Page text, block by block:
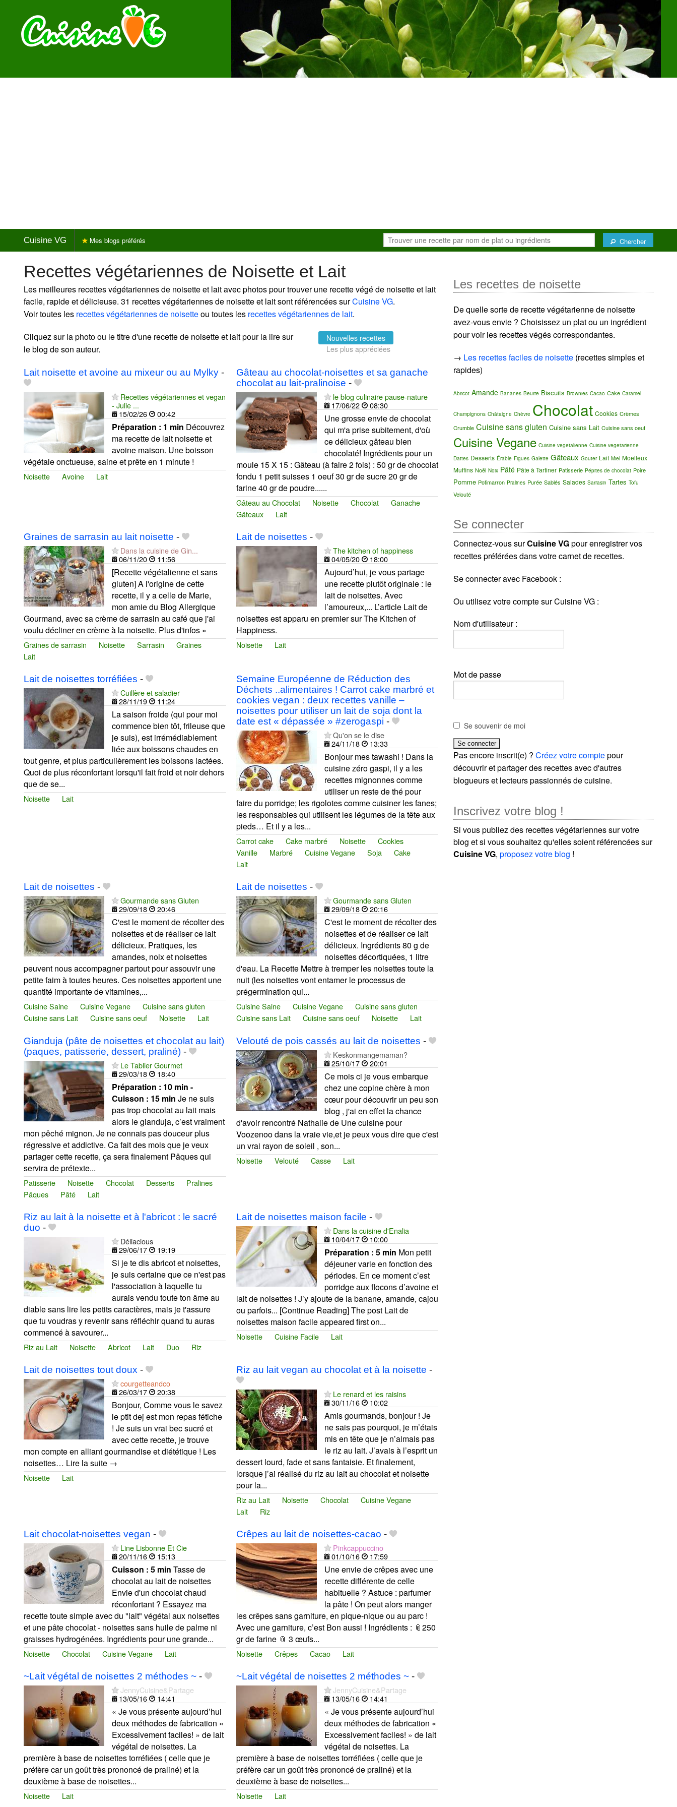
Cuisine VG Chercher
Mes blogs préférés
Recettes végétariennes de Noisette et Lait
Les meilleures recettes végétariennes de noisette et lait avec photos pour trouver une recette végé de noisette et lait
facile, rapide et délicieuse. 31 recettes végétariennes de noisette et lait sont référencées surCuisine VG.
Voir toutes les recettes végétariennes de noisetteou toutes les recettes végétariennes de lait.
Cliquez sur la photo ou le titre d'une recette de noisette et lait pour la lire sur
le blog de son auteur.
Nouvelles recettes
Les plus appréciées
Lait noisette et avoine au mixeur ou au Mylky -
Recettes végétariennes et vegan
- Julie ...
15/02/26
00:42
Préparation : 1 min Découvrez
ma recette de lait noisette et
avoine maison. Une boisson
végétale onctueuse, saine et prête en 1 minute !
Noisette Avoine Lait
Gâteau au chocolat-noisettes et sa ganache
chocolat au lait-pralinoise -
le blog culinaire pause-nature
17/06/22
08:30
Une grosse envie de chocolat
qui m'a prise subitement, d'où
ce délicieux gâteau bien
chocolaté! Ingrédients pour un
moule 15 X 15 : Gâteau (à faire 2 fois) : 50 gr de chocolat
fondu 1 petit suisses 1 oeuf 30 gr de sucre 20 gr de
farine 40 gr de poudre......
Gâteau au Chocolat Noisette Chocolat
Ganache
Gâteaux
Lait
Graines de sarrasin au lait noisette -
Dans la cuisine de Gin...
06/11/20
11:56
[Recette végétalienne et sans
gluten] A l'origine de cette
recette, il y a celle de Marie,
mon amie du Blog Allergique
Gourmand, avec sa crème de sarrasin au café que j'ai
voulu décliner en crème à la noisette. Plus d'infos »
Graines de sarrasin Noisette Sarrasin
Graines
Lait
Lait de noisettes -
The kitchen of happiness
04/05/20
18:00
Aujourd’hui, je vous partage
une recette plutôt originale : le
lait de noisettes. Avec
l’amoureux,... L’article Lait de
noisettes est apparu en premier sur The Kitchen of
Happiness.
Noisette Lait
Lait de noisettes torréfiées -
Cuillère et saladier
28/11/19
11:24
La saison froide (qui pour moi
commence bien tôt, frileuse que
je suis), est irrémédiablement
liée aux boissons chaudes en
tout genre, et plus particulièrement les boissons lactées.
Quoi de plus réconfortant lorsqu'il fait froid et noir dehors
que de se...
Noisette Lait
Semaine Européenne de Réduction des
Déchets ..alimentaires ! Carrot cake marbré et
cookies vegan : deux recettes vanille –
noisettes pour utiliser un lait de soja dont la
date est « dépassée » #zerogaspi -
Qu'on se le dise
24/11/18
13:33
Bonjour mes tawashi ! Dans la
cuisine zéro gaspi, il y a les
recettes mignonnes comme
utiliser un reste de thé pour
faire du porridge; les rigolotes comme cuisiner les fanes;
les responsables qui utilisent les légumes de la tête aux
pieds… Et il y a les...
Carrot cake Cake marbré Noisette
Cookies
Vanille
Marbré Cuisine Vegane Soja
Cake
Lait
Lait de noisettes -
Gourmande sans Gluten
29/09/18
20:46
C'est le moment de récolter des
noisettes et de réaliser ce lait
délicieux. Pratiques, les
amandes, noix et noisettes
peuvent nous accompagner partout pour assouvir une
petite faim à toutes heures. Ces noisettes apportent une
quantité importante de vitamines,...
Cuisine Saine Cuisine Vegane
Cuisine sans gluten
Cuisine sans Lait
Cuisine sans oeuf Noisette Lait
Lait de noisettes -
Gourmande sans Gluten
29/09/18
20:16
C'est le moment de récolter des
noisettes et de réaliser ce lait
délicieux. Ingrédients 80 g de
noisettes décortiquées, 1 litre
d'eau. La Recette Mettre à tremper les noisettes toute la
nuit (les noisettes vont entamer le processus de
prégermination qui...
Cuisine Saine Cuisine Vegane
Cuisine sans gluten
Cuisine sans Lait
Cuisine sans oeuf Noisette Lait
Gianduja (pâte de noisettes et chocolat au lait)
(paques, patisserie, dessert, praliné) -
Le Tablier Gourmet
29/03/18
18:40
Préparation : 10 min -
Cuisson : 15 min Je ne suis
pas trop chocolat au lait mais
alors le gianduja, c’est vraiment
mon pêché mignon. Je ne connais pas douceur plus
régressive et addictive. Ca fait des mois que je veux
partager cette recette, ça sera finalement Pâques qui
servira de prétexte...
Patisserie Noisette Chocolat Desserts
Pralines
Pâques
Pâté Lait
Velouté de pois cassés au lait de noisettes -
Keskonmangemaman?
25/10/17
20:01
Ce mois ci je vous embarque
chez une copine chère à mon
cœur pour découvrir un peu son
blog , j'ai en effet la chance
d'avoir rencontré Nathalie de Une cuisine pour
Voozenoo dans la vraie vie,et je peux vous dire que c'est
un vrai rayon de soleil , son...
Noisette Velouté Casse Lait
Riz au lait à la noisette et à l'abricot : le sacré
duo -
Déliacious
29/06/17
19:19
Si je te dis abricot et noisettes,
je suis certaine que ce n'est pas
l'association à laquelle tu
aurais vendu toute ton âme au
diable sans lire les petits caractères, mais je t'assure
que tu voudras y revenir sans réfléchir quand tu auras
commencé à savourer...
Riz au Lait Noisette Abricot Lait Duo Riz
Lait de noisettes maison facile -
Dans la cuisine d'Enalia
10/04/17
10:00
Préparation : 5 min Mon petit
déjeuner varie en fonction des
périodes. En ce moment c’est
porridge aux flocons d’avoine et
lait de noisettes ! J’y ajoute de la banane, amande, cajou
ou parfois... [Continue Reading] The post Lait de
noisettes maison facile appeared first on...
Noisette Cuisine Facile Lait
Lait de noisettes tout doux -
courgetteandco
26/03/17
20:38
Bonjour, Comme vous le savez
le ptit dej est mon repas fétiche
! Je suis un vrai bec sucré et
avec cette recette, je trouve
mon compte en alliant gourmandise et diététique ! Les
noisettes… Lire la suite →
Noisette Lait
Riz au lait vegan au chocolat et à la noisette -
Le renard et les raisins
30/11/16
10:02
Amis gourmands, bonjour ! Je
ne sais pas pourquoi, je m’étais
mis en tête que je n’aimais pas
le riz au lait. J’avais à l’esprit un
dessert lourd, fade et sans fantaisie. Et finalement,
lorsque j’ai réalisé du riz au lait au chocolat et noisette
pour la...
Riz au Lait Noisette Chocolat
Cuisine Vegane
Lait
Riz
Lait chocolat-noisettes vegan -
Line Lisbonne Et Cie
20/11/16
15:13
Cuisson : 5 min Tasse de
chocolat au lait de noisettes
Envie d'un chocolat chaud
réconfortant ? Essayez ma
recette toute simple avec du "lait" végétal aux noisettes
et une pâte chocolat - noisettes sans huile de palme ni
graisses hydrogénées. Ingrédients pour une grande...
Noisette Chocolat Cuisine Vegane Lait
Crêpes au lait de noisettes-cacao -
Pinkcappuccino
01/10/16
17:59
Une envie de crêpes avec une
recette différente de celle
habituelle ? Astuce : parfumer
la pâte ! On peut alors manger
les crêpes sans garniture, en pique-nique ou au parc !
Avec une garniture, c’est Bon aussi ! Ingrédients : 📎250
gr de farine 📎 3 œufs...
Noisette Crêpes Cacao Lait
~Lait végétal de noisettes 2 méthodes ~ -
JennyCuisine&Partage
13/05/16
14:41
« Je vous présente aujourd’hui
deux méthodes de fabrication «
Excessivement faciles! » de lait
végétal de noisettes. La
première à base de noisettes torréfiées ( celle que je
préfère car un goût très prononcé de praliné) et la
deuxième à base de noisettes...
Noisette Lait
~Lait végétal de noisettes 2 méthodes ~-
JennyCuisine&Partage
13/05/16
14:41
« Je vous présente aujourd’hui
deux méthodes de fabrication «
Excessivement faciles! » de lait
végétal de noisettes. La
première à base de noisettes torréfiées ( celle que je
préfère car un goût très prononcé de praliné) et la
deuxième à base de noisettes...
Noisette Lait
Les recettes de noisette
De quelle sorte de recette végétarienne de noisette
avez-vous envie ? Choisissez un plat ou un ingrédient
pour voir les recettes végés correspondantes.
→ Les recettes faciles de noisette (recettes simples et
rapides)
Abricot Amande Bananes Beurre Biscuits Brownies Cacao Cake Caramel
Champignons Châtaigne Chèvre Chocolat Cookies Crèmes
Crumble Cuisine sans gluten Cuisine sans Lait Cuisine sans oeuf
Cuisine Vegane Cuisine vegetalienne Cuisine vegetarienne
Dattes Desserts Érable Figues Galette Gâteaux Gouter Lait Miel Moelleux
Muffins Noël Noix Pâté Pâte à Tartiner Patisserie Pépites de chocolat Poire
Pomme Potimarron Pralines Purée Sablés Salades Sarrasin Tartes Tofu
Velouté
Se connecter
Connectez-vous surCuisine VGpour enregistrer vos
recettes préférées dans votre carnet de recettes.
Se connecter avec Facebook :
Ou utilisez votre compte sur Cuisine VG :
Nom d'utilisateur :
Mot de passe
Se souvenir de moi
Pas encore inscrit(e) ?Créez votre comptepour
découvrir et partager des recettes avec d'autres
blogueurs et lecteurs passionnés de cuisine.
Inscrivez votre blog !
Si vous publiez des recettes végétariennes sur votre
blog et si vous souhaitez qu'elles soient référencées sur
Cuisine VG,proposez votre blog !